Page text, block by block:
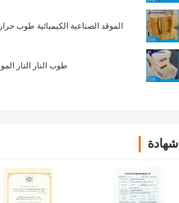
الموقد الصناعية الكيميائية طوب
طوب النار النار
شهادة